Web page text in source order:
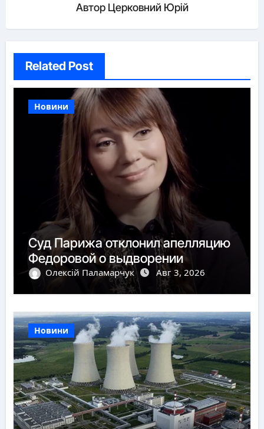
Автор Церковний Юрій
Related Post
Новини
Суд Парижа отклонил апелляцию
Федоровой о выдворении
Олексій Паламарчук Авг 3, 2026
Новини